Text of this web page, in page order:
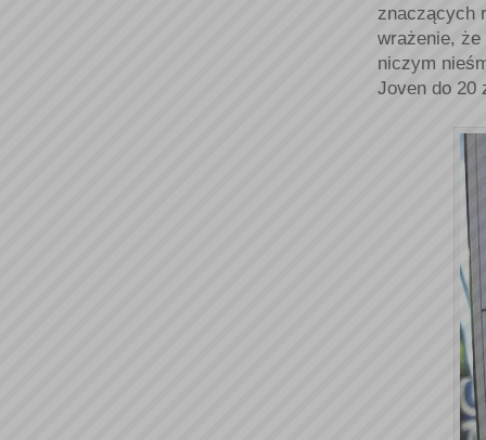
znaczących
wrażenie, że
niczym
Joven do 20